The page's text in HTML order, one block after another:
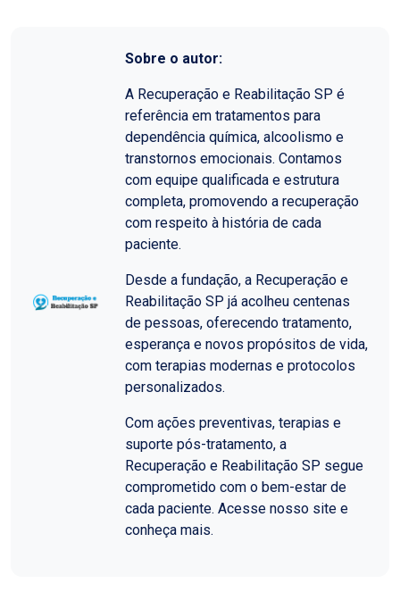
Sobre o autor:
A Recuperação e Reabilitação SP é
referência em tratamentos para
dependência química, alcoolismo e
transtornos emocionais. Contamos
com equipe qualificada e estrutura
completa, promovendo a recuperação
com respeito à história de cada
paciente.
Desde a fundação, a Recuperação e
Reabilitação SP já acolheu centenas
de pessoas, oferecendo tratamento,
esperança e novos propósitos de vida,
com terapias modernas e protocolos
personalizados.
Com ações preventivas, terapias e
suporte pós-tratamento, a
Recuperação e Reabilitação SP segue
comprometido com o bem-estar de
cada paciente. Acesse nosso site e
conheça mais.